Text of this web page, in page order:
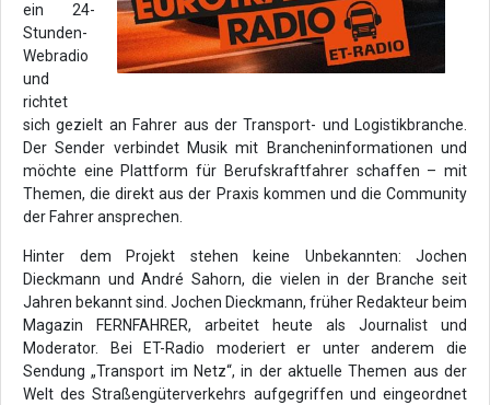
ein 24-
Stunden-
Webradio
und
richtet
sich gezielt an Fahrer aus der Transport- und Logistikbranche.
Der Sender verbindet Musik mit Brancheninformationen und
möchte eine Plattform für Berufskraftfahrer schaffen – mit
Themen, die direkt aus der Praxis kommen und die Community
der Fahrer ansprechen.
Hinter dem Projekt stehen keine Unbekannten: Jochen
Dieckmann und André Sahorn, die vielen in der Branche seit
Jahren bekannt sind. Jochen Dieckmann, früher Redakteur beim
Magazin FERNFAHRER, arbeitet heute als Journalist und
Moderator. Bei ET-Radio moderiert er unter anderem die
Sendung „Transport im Netz“, in der aktuelle Themen aus der
Welt des Straßengüterverkehrs aufgegriffen und eingeordnet